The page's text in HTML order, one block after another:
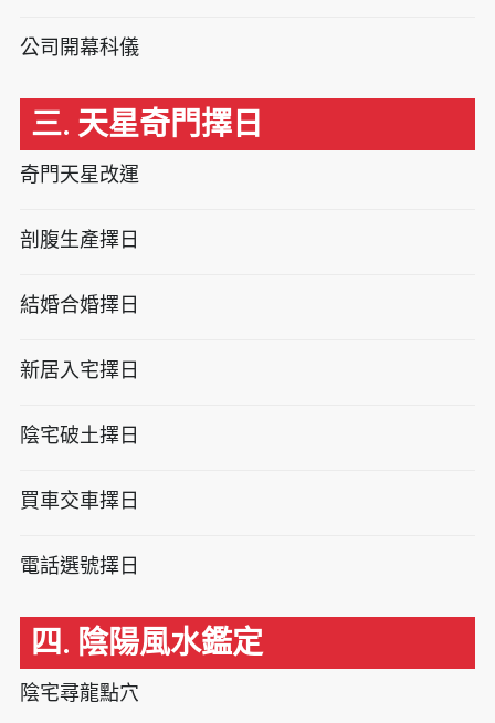
公司開幕科儀
三. 天星奇門擇日
奇門天星改運
剖腹生產擇日
結婚合婚擇日
新居入宅擇日
陰宅破土擇日
買車交車擇日
電話選號擇日
四. 陰陽風水鑑定
陰宅尋龍點穴